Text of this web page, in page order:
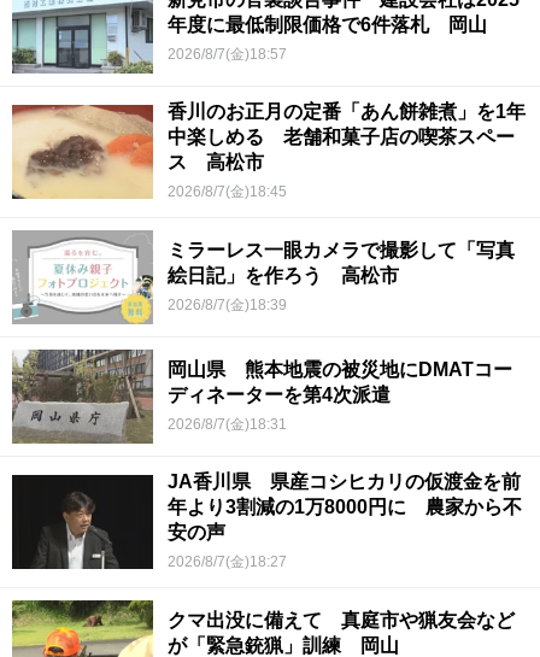
年度に最低制限価格で6件落札 岡山
2026/8/7(金)18:57
香川のお正月の定番「あん餅雑煮」を1年
中楽しめる 老舗和菓子店の喫茶スペー
ス 高松市
2026/8/7(金)18:45
ミラーレス一眼カメラで撮影して「写真
絵日記」を作ろう 高松市
2026/8/7(金)18:39
岡山県 熊本地震の被災地にDMATコー
ディネーターを第4次派遣
2026/8/7(金)18:31
JA香川県 県産コシヒカリの仮渡金を前
年より3割減の1万8000円に 農家から不
安の声
2026/8/7(金)18:27
クマ出没に備えて 真庭市や猟友会など
が「緊急銃猟」訓練 岡山